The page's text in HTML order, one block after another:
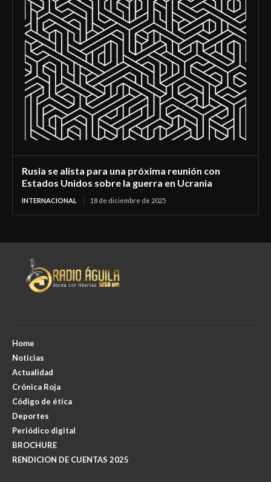
Rusia se alista para una próxima reunión con
Estados Unidos sobre la guerra en Ucrania
INTERNACIONAL 18 de diciembre de 2025
Home
Noticias
Actualidad
Crónica Roja
Código de ética
Deportes
Periódico digital
BROCHURE
RENDICION DE CUENTAS 2025